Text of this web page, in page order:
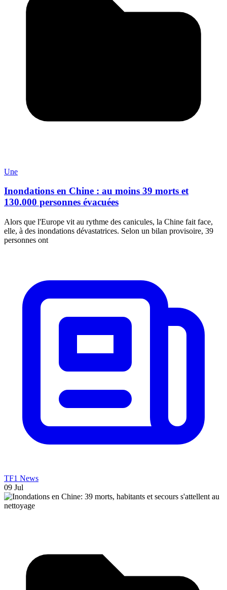
Une
Inondations en Chine : au moins 39 morts et
130.000 personnes évacuées
Alors que l'Europe vit au rythme des canicules, la Chine fait face,
elle, à des inondations dévastatrices. Selon un bilan provisoire, 39
personnes ont
TF1 News
09 Jul